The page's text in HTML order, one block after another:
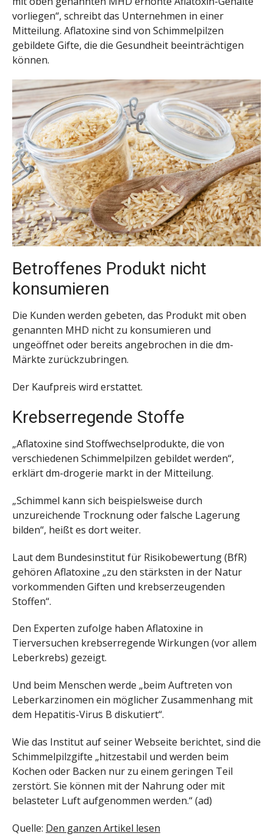
vorliegen“, schreibt das Unternehmen in einer
Mitteilung. Aflatoxine sind von Schimmelpilzen
gebildete Gifte, die die Gesundheit beeinträchtigen
können.
Betroffenes Produkt nicht
konsumieren
Die Kunden werden gebeten, das Produkt mit oben
genannten MHD nicht zu konsumieren und
ungeöffnet oder bereits angebrochen in die dm-
Märkte zurückzubringen.
Der Kaufpreis wird erstattet.
Krebserregende Stoffe
„Aflatoxine sind Stoffwechselprodukte, die von
verschiedenen Schimmelpilzen gebildet werden“,
erklärt dm-drogerie markt in der Mitteilung.
„Schimmel kann sich beispielsweise durch
unzureichende Trocknung oder falsche Lagerung
bilden“, heißt es dort weiter.
Laut dem Bundesinstitut für Risikobewertung (BfR)
gehören Aflatoxine „zu den stärksten in der Natur
vorkommenden Giften und krebserzeugenden
Stoffen“.
Den Experten zufolge haben Aflatoxine in
Tierversuchen krebserregende Wirkungen (vor allem
Leberkrebs) gezeigt.
Und beim Menschen werde „beim Auftreten von
Leberkarzinomen ein möglicher Zusammenhang mit
dem Hepatitis-Virus B diskutiert“.
Wie das Institut auf seiner Webseite berichtet, sind die
Schimmelpilzgifte „hitzestabil und werden beim
Kochen oder Backen nur zu einem geringen Teil
zerstört. Sie können mit der Nahrung oder mit
belasteter Luft aufgenommen werden.“ (ad)
Quelle: Den ganzen Artikel lesen